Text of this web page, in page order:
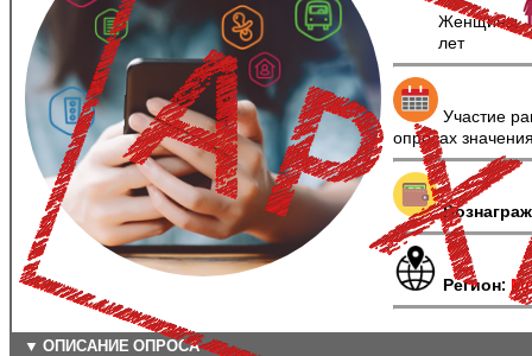
Женщины
лет
Участие
опросах
Регион:
▼ ОПИСАНИЕ ОПРОСА